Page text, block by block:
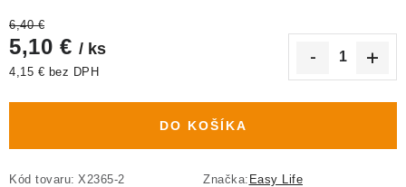
6,40 €
5,10 € / ks
4,15 € bez DPH
DO KOŠÍKA
Kód tovaru: X2365-2 Značka: Easy Life